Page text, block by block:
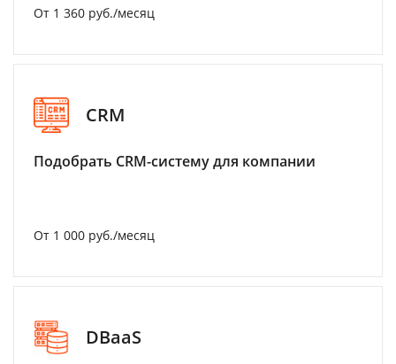
От 1 360 руб./месяц
CRM
Подобрать CRM-систему для компании
От 1 000 руб./месяц
DBaaS